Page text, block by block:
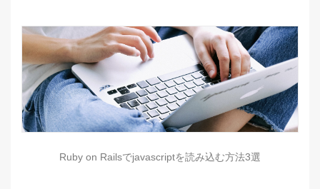
Ruby on Railsでjavascriptを読み込む方法3選